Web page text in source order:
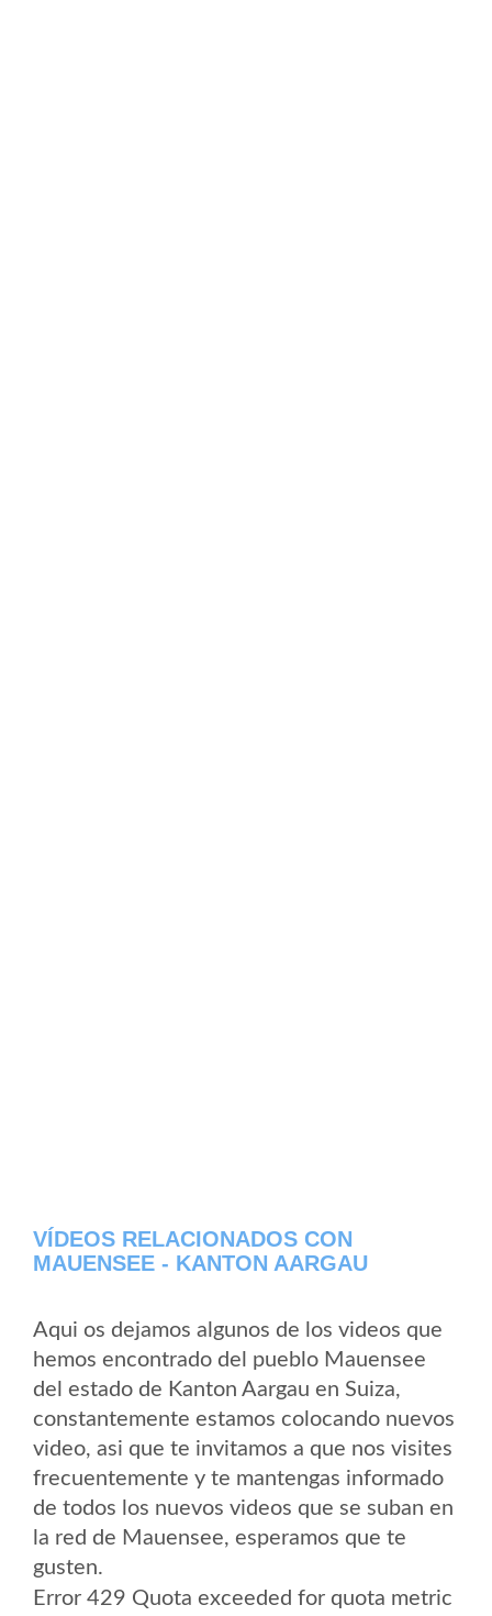
VÍDEOS RELACIONADOS CON
MAUENSEE - KANTON AARGAU
Aqui os dejamos algunos de los videos que
hemos encontrado del pueblo Mauensee
del estado de Kanton Aargau en Suiza,
constantemente estamos colocando nuevos
video, asi que te invitamos a que nos visites
frecuentemente y te mantengas informado
de todos los nuevos videos que se suban en
la red de Mauensee, esperamos que te
gusten.
Error 429 Quota exceeded for quota metric